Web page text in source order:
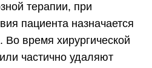
терапии, при
пациента назначается
Во время хирургической
частично удаляют